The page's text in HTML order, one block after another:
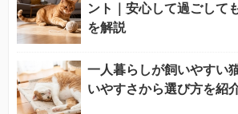
ント｜安心して過ごして
を解説
一人暮らしが飼いやすい
いやすさから選び方を紹